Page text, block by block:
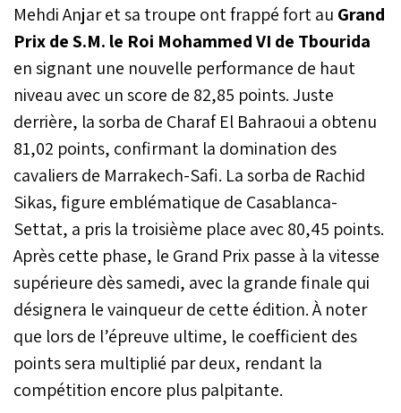
Mehdi Anjar et sa troupe ont frappé fort au Grand
Prix de S.M. le Roi Mohammed VI de Tbourida
en signant une nouvelle performance de haut
niveau avec un score de 82,85 points. Juste
derrière, la sorba de Charaf El Bahraoui a obtenu
81,02 points, confirmant la domination des
cavaliers de Marrakech-Safi. La sorba de Rachid
Sikas, figure emblématique de Casablanca-
Settat, a pris la troisième place avec 80,45 points.
Après cette phase, le Grand Prix passe à la vitesse
supérieure dès samedi, avec la grande finale qui
désignera le vainqueur de cette édition. À noter
que lors de l’épreuve ultime, le coefficient des
points sera multiplié par deux, rendant la
compétition encore plus palpitante.